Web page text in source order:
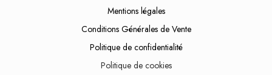
Mentions légales
Conditions Générales de Vente
Politique de confidentialité
Politique de cookies